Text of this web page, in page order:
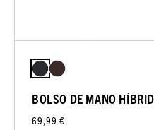
BOLSO DE MANO
69,99 €